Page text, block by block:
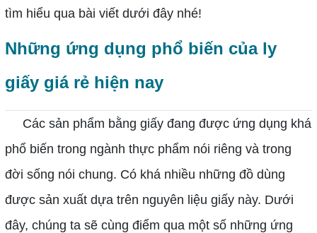
tìm hiểu qua bài viết dưới đây nhé!
Những ứng dụng phổ biến của ly
giấy giá rẻ hiện nay
Các sản phẩm bằng giấy đang được ứng dụng khá
phổ biến trong ngành thực phẩm nói riêng và trong
đời sống nói chung. Có khá nhiều những đồ dùng
được sản xuất dựa trên nguyên liệu giấy này. Dưới
đây, chúng ta sẽ cùng điểm qua một số những ứng